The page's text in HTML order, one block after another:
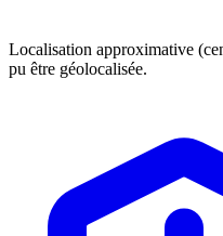
Localisation approximative
pu être géolocalisée.